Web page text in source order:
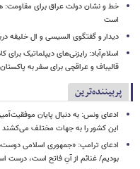
خط و نشان دولت عراق برای مقاومت:
است
دیدار و گفتگوی السیسی و ال خلیفه
اسلام‌آباد: رایزنی‌های دیپلماتیک
قالیباف و عراقچی برای سفر به پاکستان
پربیننده‌ترین
ادعای ونس: به دنبال پایان
این کشور را به جهات مختلف می‌کشند
ادعای ترامپ: «جمهوری اسلامی
بودیم/ غنائم از آنِ فاتح است، درست